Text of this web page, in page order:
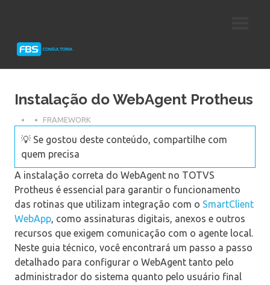
Protheus
Instalação do WebAgent Protheus
FRAMEWORK
💡 Se gostou deste conteúdo, compartilhe com
quem precisa
A instalação correta do WebAgent no TOTVS
Protheus é essencial para garantir o funcionamento
das rotinas que utilizam integração com o SmartClient
WebApp, como assinaturas digitais, anexos e outros
recursos que exigem comunicação com o agente local.
Neste guia técnico, você encontrará um passo a passo
detalhado para configurar o WebAgent tanto pelo
administrador do sistema quanto pelo usuário final